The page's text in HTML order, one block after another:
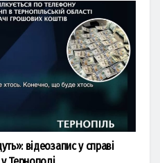
відеозапис у справі